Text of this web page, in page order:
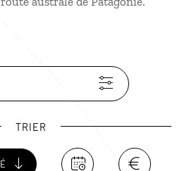
TRIER